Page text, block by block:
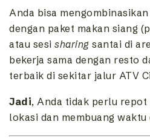
Anda bisa
dengan paket makan siang
atau sesi sharing santai di
bekerja sama dengan resto
terbaik di sekitar jalur ATV
Jadi, Anda tidak perlu
lokasi dan membuang waktu